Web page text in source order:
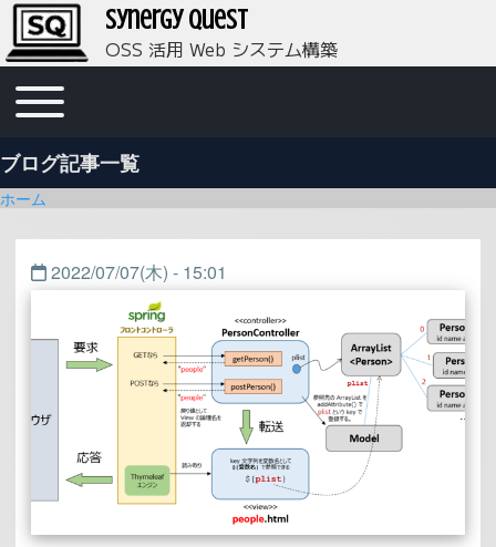
Synergy Quest
OSS 活用 Web システム構築
メインナビゲーション
Toggle main menu
ブログ記事一覧
パンくず
ホーム
2022/07/07(木) - 15:01